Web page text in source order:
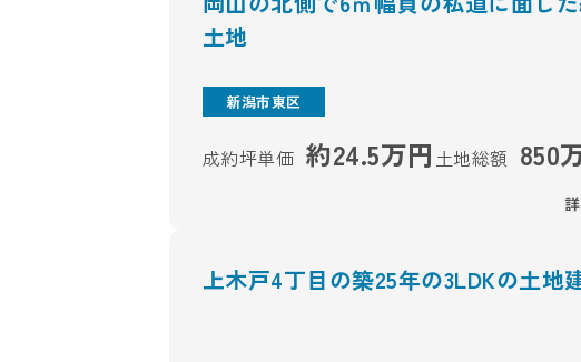
土地
新潟市東区
成約坪単価 約24.5万円 土地総額 850
上木戸4丁目の築25年の3LDKの土地